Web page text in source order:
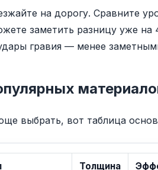
на дорогу. Сравните
заметить разницу уже
гравия — менее
выбрать, вот таблица
Толщина